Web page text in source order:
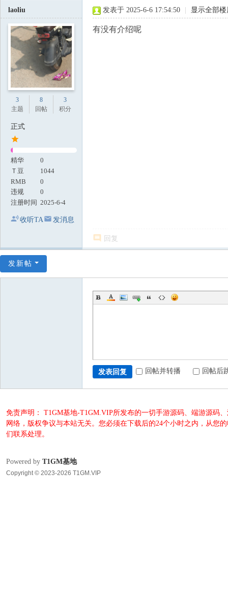
laoliu
3
主题
8
回帖
3
积分
正式
精华
0
Ｔ豆
1044
RMB
0
违规
0
注册时间 2025-6-4
收听TA 发消息
发表于 2025-6-6 17:54:50 显示全部楼
有没有介绍呢
回复
发新帖
发表回复 回帖并转播 回帖后
免责声明： T1GM基地-T1GM.VIP所发布的一切手游源码、端游源码
网络，版权争议与本站无关。您必须在下载后的24个小时之内，从您
们联系处理。
Powered by T1GM基地
Copyright © 2023-2026 T1GM.VIP